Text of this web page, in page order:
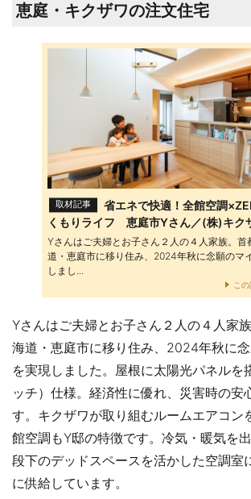
恵庭・キクザワの注文住宅
取材記事
省エネで快適！全館空調
くもりライフ 恵庭市Yさん／(株)キク
Yさんはご夫婦とお子さん２人の４人家族。首
道・恵庭市に移り住み、2024年秋に念願のマ
しまし...
こ
Yさんはご夫婦とお子さん２人の４人家
海道・恵庭市に移り住み、2024年秋に
を実現しました。屋根に太陽光パネルを
ッチ）仕様。経済性に優れ、災害時の安
す。キクザワが取り組むルームエアコン
館空調もY邸の特徴です。冷気・暖気を
段下のデッドスペースを活かした空調室
に供給しています。